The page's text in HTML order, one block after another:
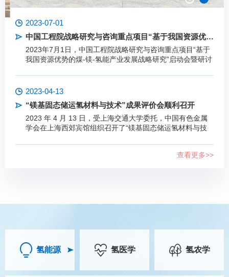
2023-07-01
中国工程院战略研究与咨询重点项目“基于我国资源优势的煤-镁-氢能产业发展战略研究”启动会暨研讨会顺利召开
2023年7月1日，中国工程院战略研究与咨询重点项目“基于
我国资源优势的煤-镁-氢能产业发展战略研究”启动会暨研讨
2023-04-13
“镁基固态储运氢材料与技术”成果评价会顺利召开
2023 年 4 月 13 日，受上海交通大学委托，中国有色金属
学会在上海西郊宾馆组织召开了“镁基固态储运氢材料与技
完成。
查看更多>>
氢能源 氢医学 氢农学